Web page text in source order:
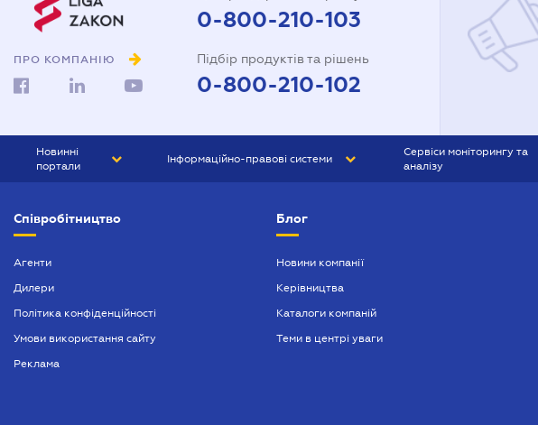
ПРО КОМПАНІЮ
0-800-210-103
Підбір продуктів та рішень
0-800-210-102
Новинні
портали
БІЗНЕС
Інформаційно-правові системи
БУХГАЛТЕР ПРОФ
Сервіси моніторингу та
аналізу
Співробітництво
Агенти
Дилери
Політика конфіденційності
Умови використання сайту
Реклама
Блог
Новини компанії
Керівництва
Каталоги компаній
Теми в центрі уваги